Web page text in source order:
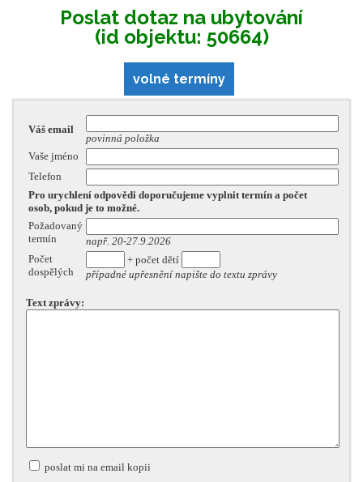
Poslat dotaz na ubytování
(id objektu: 50664)
volné termíny